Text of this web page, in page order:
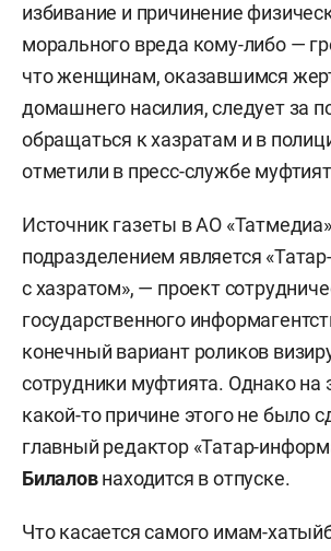
избивание и причинение
морального вреда кому-либо —
что женщинам, оказавшимся
домашнего насилия, следует за
обращаться к хазратам и в
отметили в пресс-службе
Источник газеты в АО
подразделением является
с хазратом», — проект
государственного
конечный вариант роликов
сотрудники муфтията. Однако на
какой-то причине этого не было
главный редактор «Татар-
Билаловнаходится в отпуске.
Что касается самого имам-